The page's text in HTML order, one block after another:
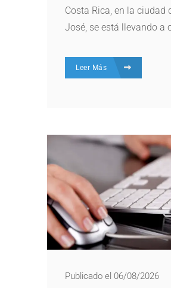
Costa Rica, en la ciudad
José, se está llevando a
Leer Más
Publicado el 06/08/2026